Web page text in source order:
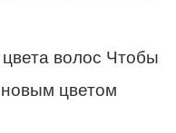
волос Чтобы
новым цветом